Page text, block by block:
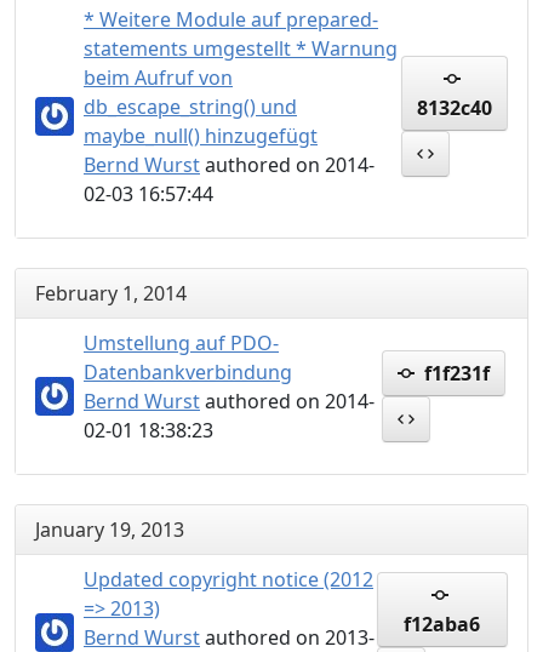
* Weitere Module auf prepared-
statements umgestellt * Warnung
beim Aufruf von
db_escape_string() und
maybe_null() hinzugefügt
Bernd Wurstauthored on 2014-
02-03 16:57:44
8132c40
February 1, 2014
Umstellung auf PDO-
Datenbankverbindung
Bernd Wurstauthored on 2014-
02-01 18:38:23
f1f231f
January 19, 2013
Updated copyright notice (2012
=> 2013)
Bernd Wurstauthored on 2013-
f12aba6